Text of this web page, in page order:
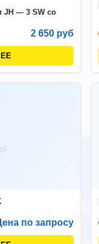
JH — 3 SW со
2 650 руб
по запросу